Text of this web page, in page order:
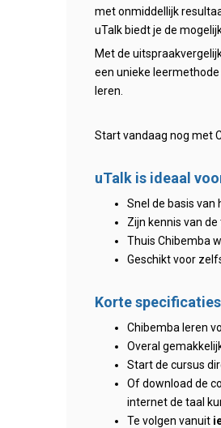
met onmiddellijk
uTalk biedt je de
Met de
een unieke
leren.
Start vandaag nog met
uTalk is ideaal
Snel de basis van
Zijn kennis van
Thuis Chibemba
Geschikt voor
Korte
Chibemba leren
Overal
Start de cursus
Of download de
internet de taal
Te volgen vanuit